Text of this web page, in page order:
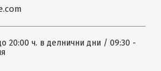
20:00 ч. в делнични дни / 09:30 -